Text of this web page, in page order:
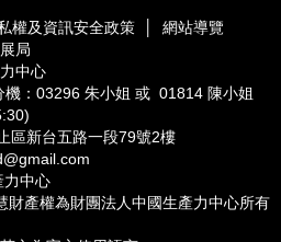
權及資訊安全政策
網站導覽
局
中心
機：03296 朱小姐 或 01814 陳小姐
區新台五路一段79號2樓
力中心
財產權為財團法人中國生產力中心所有